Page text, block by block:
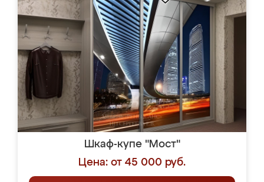
Шкаф-купе "Мост"
Цена: от 45 000 руб.